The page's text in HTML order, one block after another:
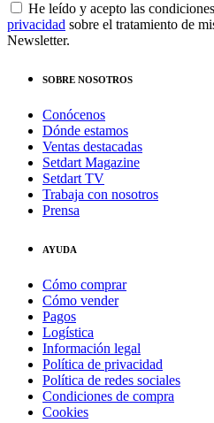
He leído y acepto las
privacidad sobre el tratamiento de
Newsletter.
SOBRE NOSOTROS
Conócenos
Dónde estamos
Ventas destacadas
Setdart Magazine
Setdart TV
Trabaja con nosotros
Prensa
AYUDA
Cómo comprar
Cómo vender
Pagos
Logística
Información legal
Política de privacidad
Política de redes sociales
Condiciones de compra
Cookies